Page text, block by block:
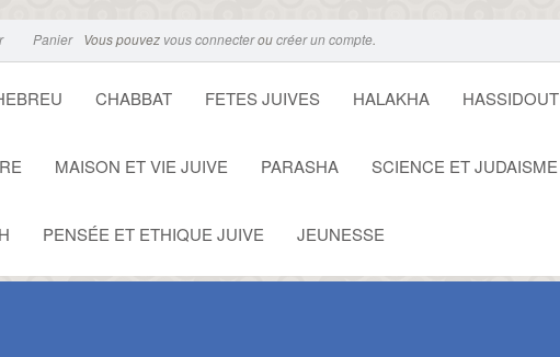
Panier Vous pouvez vous connecteroucréer un compte.
CHABBAT FETES JUIVES HALAKHA HASSIDOUT
MAISON ET VIE JUIVE PARASHA SCIENCE ET JUDAISME
PENSÉE ET ETHIQUE JUIVE JEUNESSE